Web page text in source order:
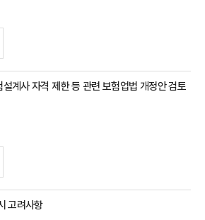
계사 자격 제한 등 관련 보험업법 개정안 검토
고려사항